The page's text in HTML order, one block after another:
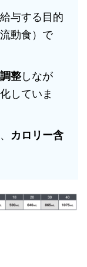
与する目的
動食）で
整しなが
していま
カロリー含